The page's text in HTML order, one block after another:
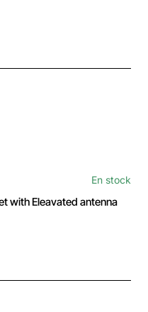
En stock
with Eleavated antenna